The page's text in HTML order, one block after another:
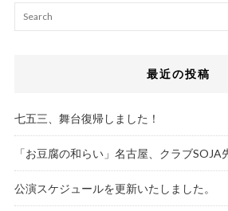
最近の投稿
七五三、舞台復帰しました！
「お豆腐の和らい」名古屋、クラブSOJA
公演スケジュールを更新いたしました。